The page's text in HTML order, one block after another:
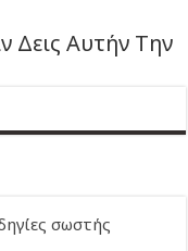
Δεις Αυτήν Την
σωστής